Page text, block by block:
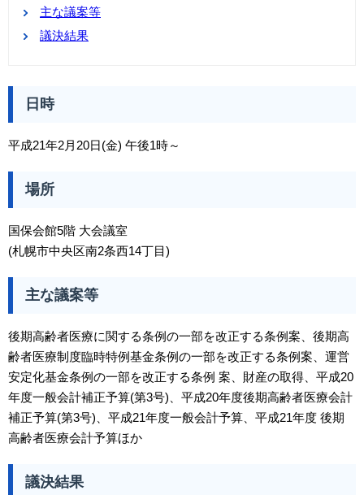
主な議案等
議決結果
日時
平成21年2月20日(金) 午後1時～
場所
国保会館5階 大会議室
(札幌市中央区南2条西14丁目)
主な議案等
後期高齢者医療に関する条例の一部を改正する条例案、後期高
齢者医療制度臨時特例基金条例の一部を改正する条例案、運営
安定化基金条例の一部を改正する条例 案、財産の取得、平成20
年度一般会計補正予算(第3号)、平成20年度後期高齢者医療会計
補正予算(第3号)、平成21年度一般会計予算、平成21年度 後期
高齢者医療会計予算ほか
議決結果